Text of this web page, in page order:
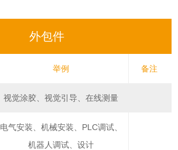
外包件
举例 备注
视觉涂胶、视觉引导、在线测量
电气安装、机械安装、PLC调试、
机器人调试、设计